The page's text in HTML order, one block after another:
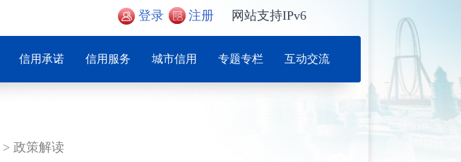
登录 注册 网站支持IPv6
信用承诺 信用服务 城市信用 专题专栏 互动交流
> 政策解读